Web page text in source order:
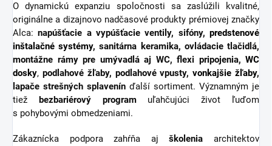
O dynamickú expanziu spoločnosti sa zaslúžili kvalitné,
originálne a dizajnovo nadčasové produkty prémiovej značky
Alca:napúšťacie a vypúšťacie ventily, sifóny,predstenové
inštalačné systémy, sanitárna keramika, ovládacie tlačidlá,
montážne rámy pre umývadlá aj WC, flexi pripojenia, WC
dosky, podlahové žľaby, podlahové vpusty,vonkajšie žľaby,
lapače strešných splavenín ďalší sortiment. Významným je
tiež
bezbariérový programuľahčujúci život ľuďom
s pohybovými obmedzeniami.
Zákaznícka podpora zahŕňa ajškolenia architektov